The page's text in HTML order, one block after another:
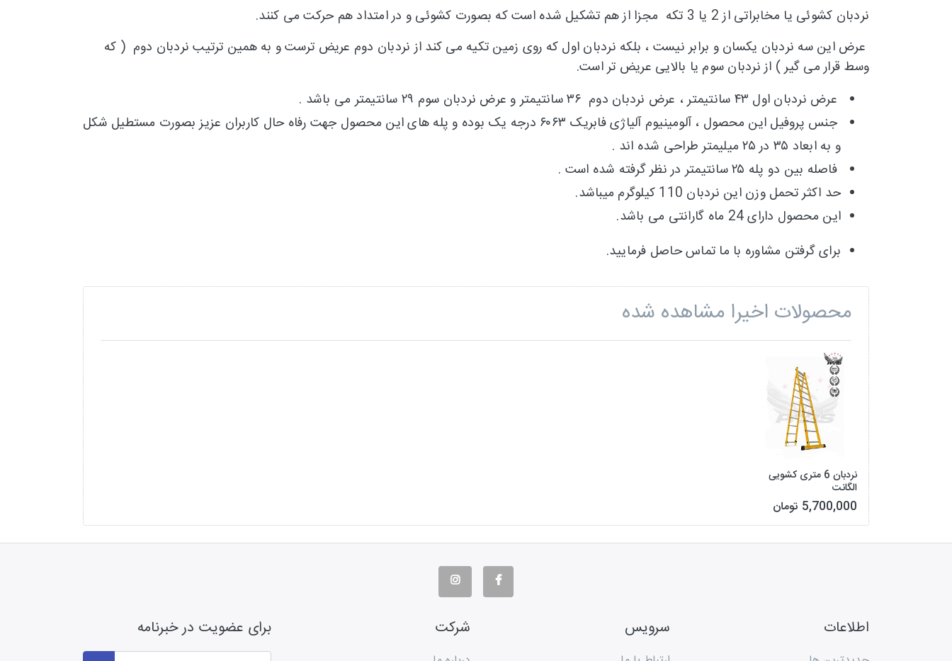
نردبان کشوئی یا مخابراتی از 2 یا 3 تکه مجزا از هم تشکیل شده است که بصورت کشوئی و در امتداد هم حرکت می کنند
.
عرض این سه نردبان یکسان و برابر نیست ، بلکه نردبان اول که روی زمین تکیه می کند از نردبان دوم عریض ترست و به همین ترتیب نردبان دوم ( که
وسط قرار می گیر ) از نردبان سوم یا بالایی عریض تر است.
عرض نردبان اول ۴۳ سانتیمتر ، عرض نردبان دوم ۳۶ سانتیمتر و عرض نردبان سوم ۲۹ سانتیمتر می باشد .
جنس پروفیل این محصول ، آلومینیوم آلیاژی فابریک ۶۰۶۳ درجه یک بوده و پله های این محصول جهت رفاه حال کاربران عزیز بصورت مستطیل شکل
و به ابعاد ۳۵ در ۲۵ میلیمتر طراحی شده اند .
فاصله بین دو پله ۲۵ سانتیمتر در نظر گرفته شده است .
حد اکثر تحمل وزن این نردبان 110 کیلوگرم میباشد.
این محصول دارای 24 ماه گارانتی می باشد.
برای گرفتن مشاوره با ما تماس حاصل فرمایید.
محصولات اخیرا مشاهده شده
نردبان 6 متری کشویی
الگانت
5,700,000 تومان
اطلاعات سرویس شرکت برای عضویت در خبرنامه